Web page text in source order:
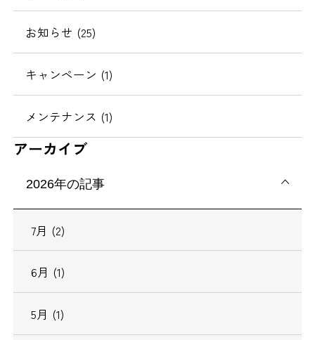
動
お知らせ (25)
キャンペーン (1)
メンテナンス (1)
アーカイブ
2026年の記事
7月 (2)
6月 (1)
5月 (1)